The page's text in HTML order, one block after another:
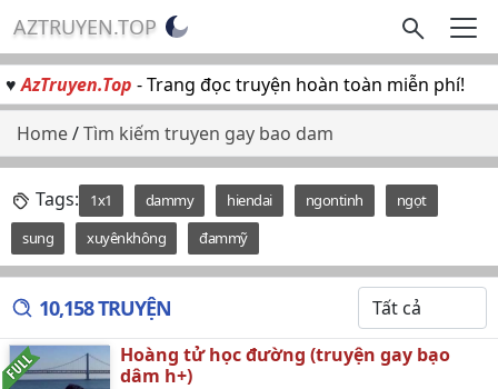
AZTRUYEN.TOP
♥AzTruyen.Top - Trang đọc truyện hoàn toàn miễn phí!
Home/Tìm kiếm truyen gay bao dam
Tags: 1x1 dammy hiendai ngontinh
ngọt
sung
xuyênkhông đammỹ
10,158 TRUYỆN
Hoàng tử học đường (truyện gay bạo
dâm h+)